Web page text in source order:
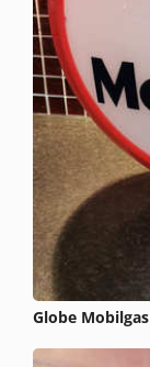
Globe Mobilgas